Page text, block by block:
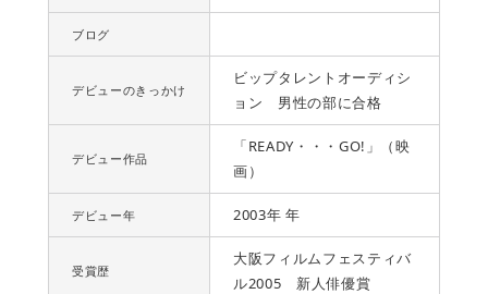
ブログ
デビューのきっかけ
ビップタレントオーディシ
ョン 男性の部に合格
デビュー作品
「READY・・・GO!」（映
画）
デビュー年 2003年 年
受賞歴
大阪フィルムフェスティバ
ル2005 新人俳優賞